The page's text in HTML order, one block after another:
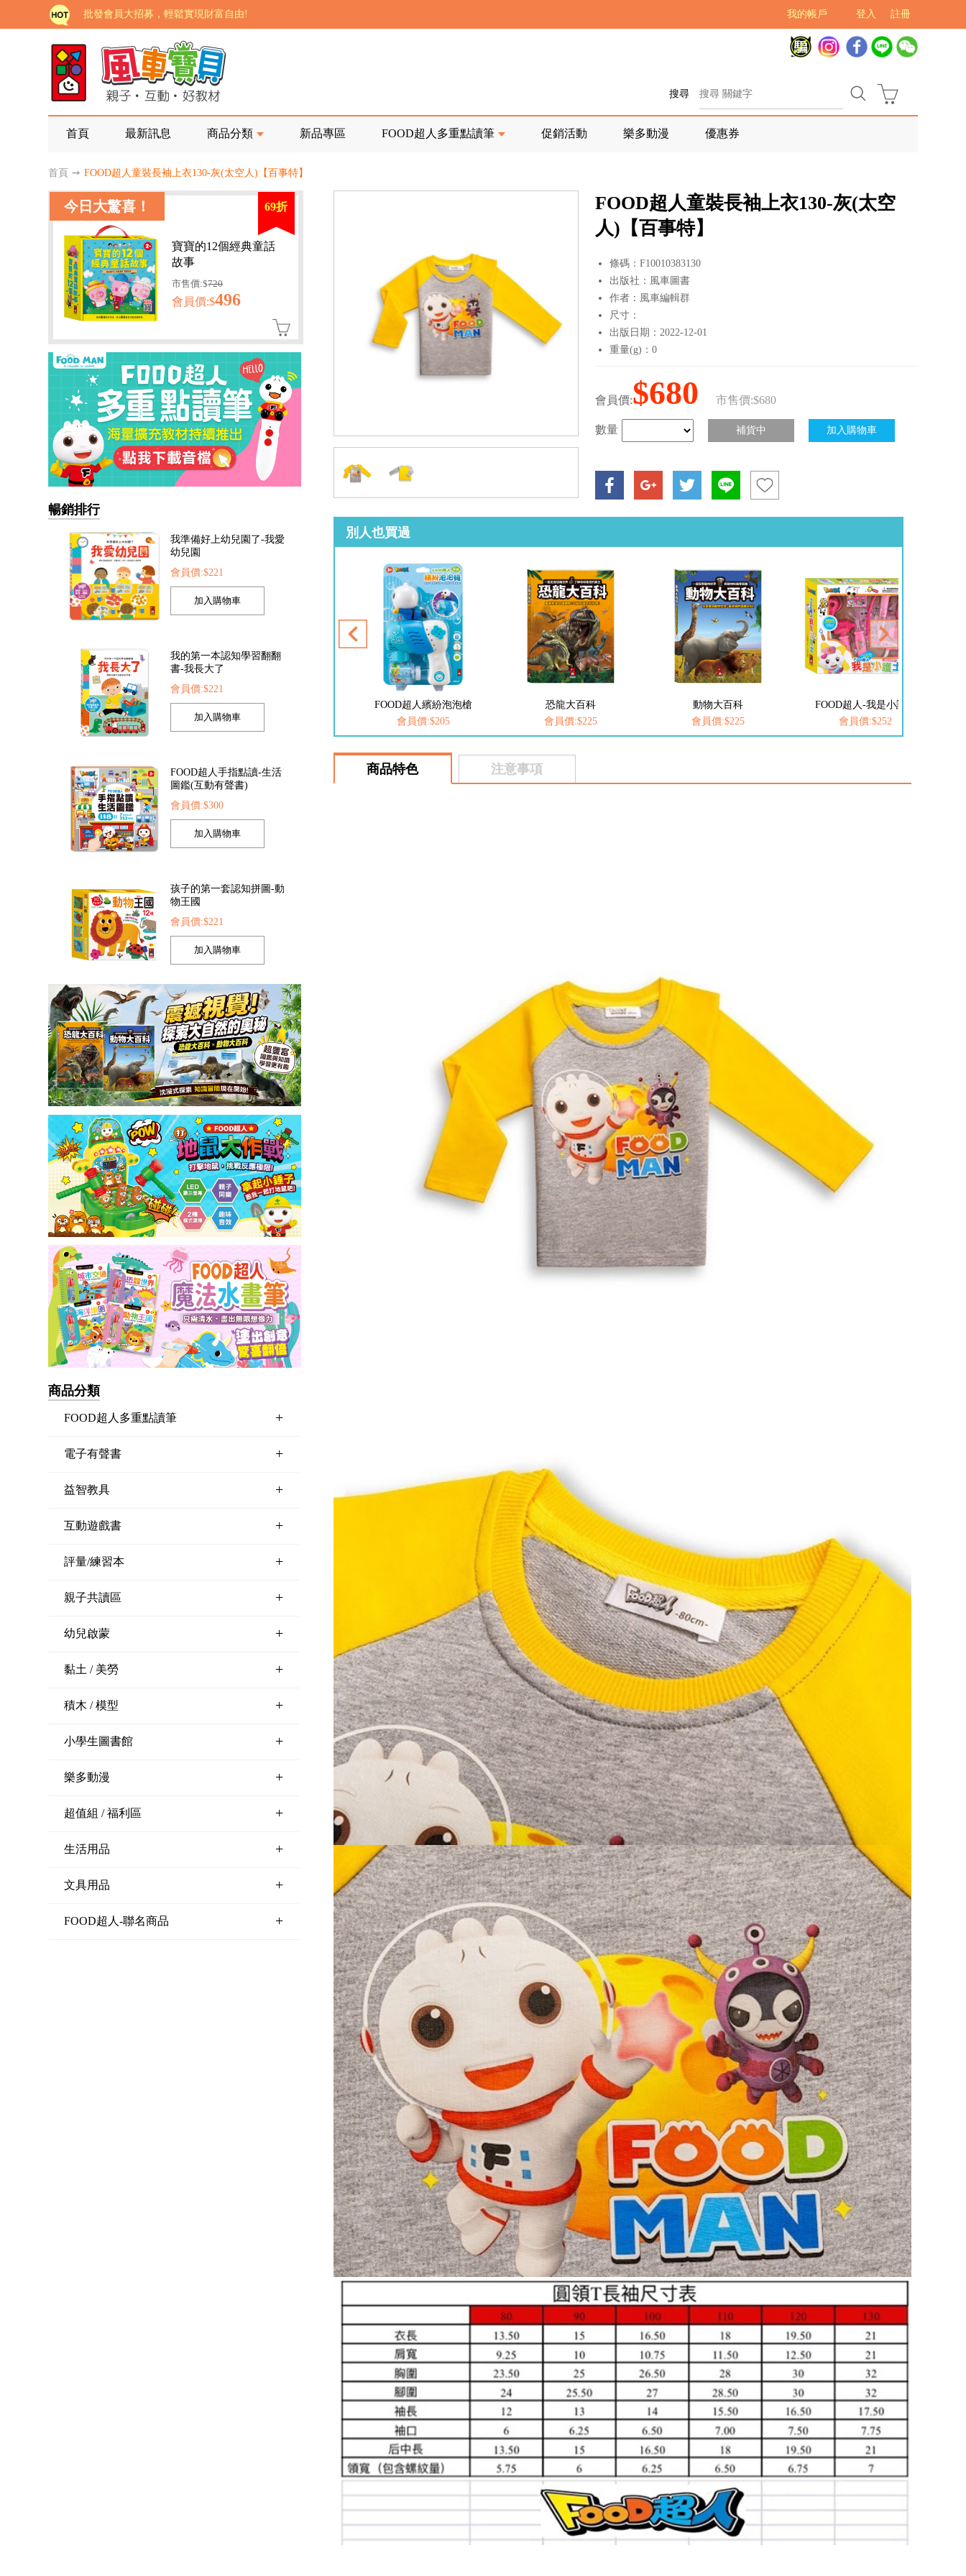
註冊
登入
我的帳戶
批發會員大招募，輕鬆實現財富自由!
如需更改或重開發票 需在訂單成立三天內通知客服 寄回發票需附上回郵郵票
老師您好!!幼教會員火熱招募中~
海外購物免煩惱！點我查看『海外購物流程說明』
家長樂了!「風車書版集團暨FOOD超人企業總部」目前正興建中!
老師您好!!幼教會員火熱招募中~
海外購物免煩惱！點我查看『海外購物流程說明』
搜尋
首頁 最新訊息 商品分類 新品專區 FOOD超人多重點讀筆 促銷活動 樂多動漫 優惠券
首頁 ➙ FOOD超人童裝長袖上衣130-灰(太空人)【百事特】
今日大驚喜！ 69折
寶寶的12個經典童話
故事
市售價:$720
會員價:$496
暢銷排行
我準備好上幼兒園了-我愛
幼兒園
會員價:$221
我的第一本認知學習翻翻
書-我長大了
會員價:$221
FOOD超人手指點讀-生活
圖鑑(互動有聲書)
會員價:$300
孩子的第一套認知拼圖-動
物王國
會員價:$221
商品分類
FOOD超人多重點讀筆 +
電子有聲書 +
益智教具 +
互動遊戲書 +
評量/練習本 +
親子共讀區 +
幼兒啟蒙 +
黏土 / 美勞 +
積木 / 模型 +
小學生圖書館 +
樂多動漫 +
超值組 / 福利區 +
生活用品 +
文具用品 +
FOOD超人-聯名商品 +
FOOD超人童裝長袖上衣130-灰(太空
人)【百事特】
條碼：F10010383130
出版社：風車圖書
作者：風車編輯群
尺寸：
出版日期：2022-12-01
重量(g)：0
會員價:$680 市售價:$680
數量
別人也買過
FOOD超人夢幻泡泡槍
會員價:$205
恐龍大百科
會員價:$225
動物大百科
會員價:$225
FOOD超人-我是小護士
會員價:$252
愛思考的小小孩(全套8
會員價:$537
商品特色 注意事項